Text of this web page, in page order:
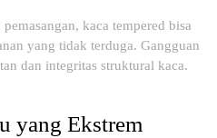
kaca tempered bisa
yang tidak terduga. Gangguan
dan integritas struktural kaca.
yang Ekstrem